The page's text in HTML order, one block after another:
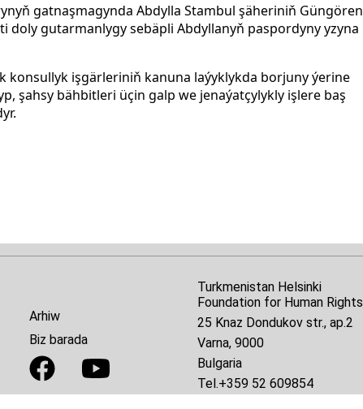
gatnaşmagynda Abdylla Stambul şäheriniň Güngören
doly gutarmanlygy sebäpli Abdyllanyň paspordyny yzyna
konsullyk işgärleriniň kanuna laýyklykda borjuny ýerine
şahsy bähbitleri üçin galp we jenaýatçylykly işlere baş
Arhiw
Biz barada
Turkmenistan Helsinki
Foundation for Human Rights
25 Knaz Dondukov str., ap.2
Varna, 9000
Bulgaria
Tel.+359 52 609854